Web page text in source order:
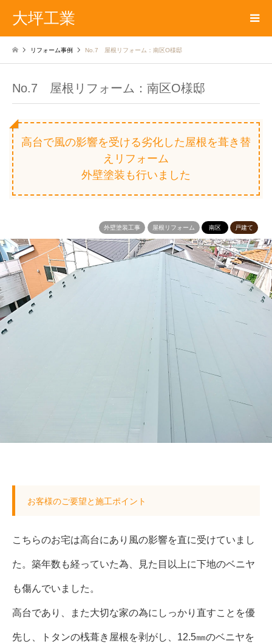
大坪工業
リフォーム事例 No.7 屋根リフォーム：南区O様邸
No.7 屋根リフォーム：南区O様邸
高台で風の影響を受ける劣化した屋根を葺き替
えリフォーム
外壁塗装も行いました
外壁塗装工事 屋根リフォーム 南区 戸建て
お客様のご要望と施工ポイント
こちらのお宅は高台にあり風の影響を直に受けていまし
た。築年数も経っていた為、見た目以上に下地のベニヤ
も傷んでいました。
高台であり、また大切な家の為にしっかり直すことを優
先し、トタンの桟葺き屋根を剥がし、12.5㎜のベニヤを